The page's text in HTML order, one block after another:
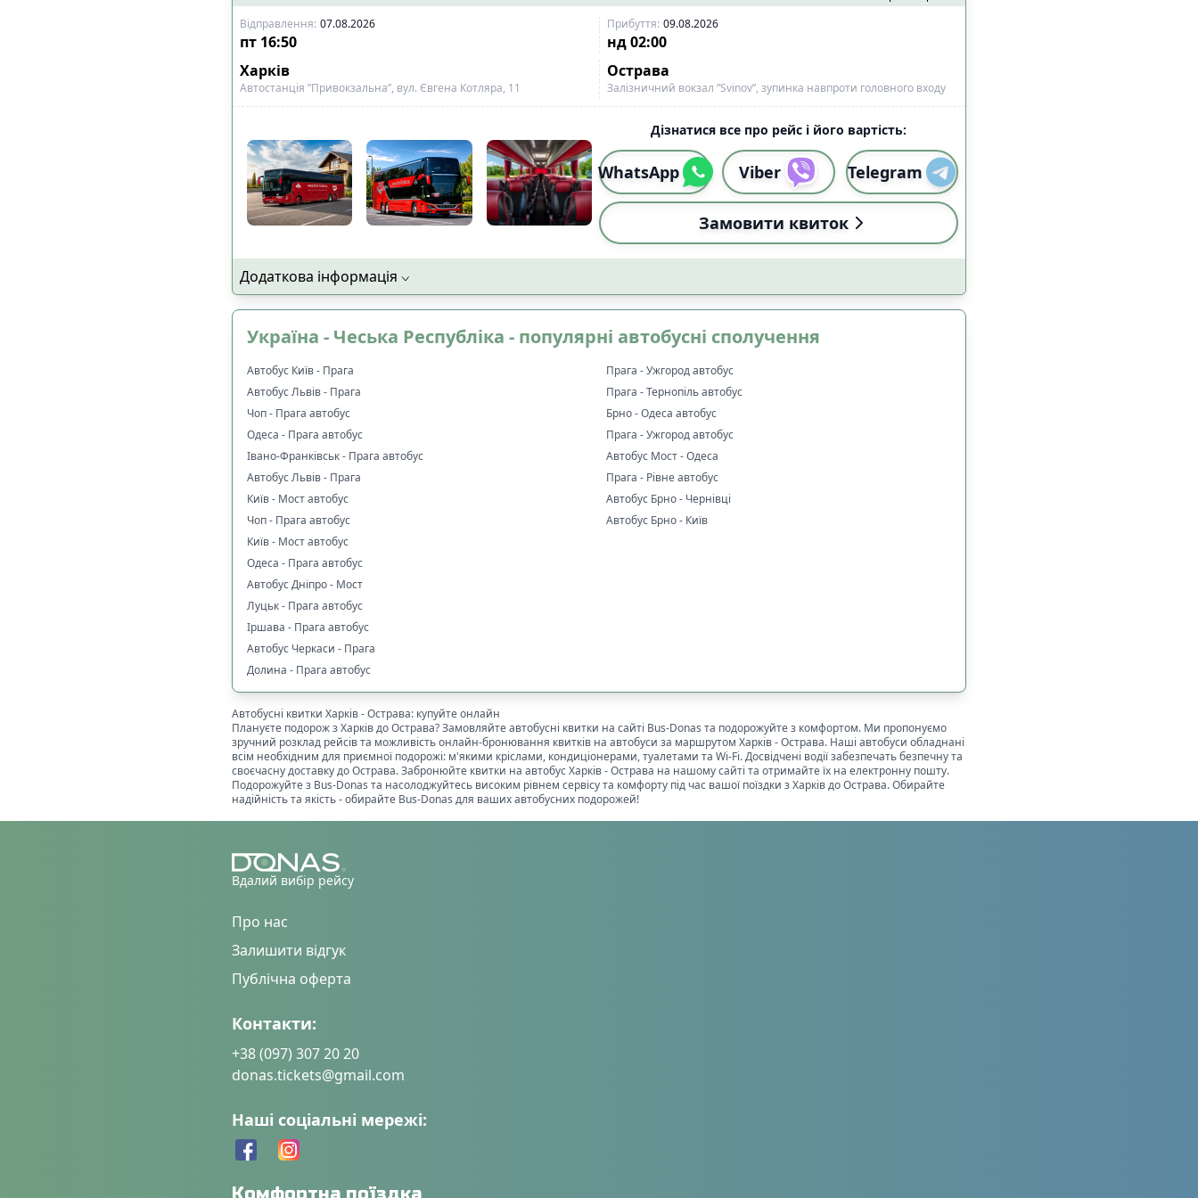
Відправлення: 07.08.2026 Прибуття: 09.08.2026
пт 16:50 нд 02:00
Харків
Острава
Автостанція ”Привокзальна”, вул. Євгена Котляра, 11 Залізничний вокзал ”Svinov”, зупинка навпроти головного входу
Дізнатися все про рейс і його вартість:
WhatsApp Viber Telegram
Замовити квиток
Додаткова інформація
Україна - Чеська Республіка - популярні автобусні сполучення
Автобус Київ - Прага
Автобус Львів - Прага
Чоп - Прага автобус
Одеса - Прага автобус
Івано-Франківськ - Прага автобус
Автобус Львів - Прага
Київ - Мост автобус
Чоп - Прага автобус
Київ - Мост автобус
Одеса - Прага автобус
Автобус Дніпро - Мост
Луцьк - Прага автобус
Іршава - Прага автобус
Автобус Черкаси - Прага
Долина - Прага автобус
Прага - Ужгород автобус
Прага - Тернопіль автобус
Брно - Одеса автобус
Прага - Ужгород автобус
Автобус Мост - Одеса
Прага - Рівне автобус
Автобус Брно - Чернівці
Автобус Брно - Київ
Автобусні квитки Харків-Острава: купуйте онлайн
Плануєте подорож зХарківдоОстрава? Замовляйте автобусні квитки на сайті Bus-Donas та подорожуйте з комфортом. Ми пропонуємо
зручний розклад рейсів та можливість онлайн-бронювання квитків на автобуси за маршрутом Харків-Острава. Наші автобуси обладнані
всім необхідним для приємної подорожі: м'якими кріслами, кондиціонерами, туалетами та Wi-Fi. Досвідчені водії забезпечать безпечну та
своєчасну доставку доОстрава. Забронюйте квитки на автобусХарків-Острава на нашому сайті та отримайте їх на електронну пошту.
Подорожуйте з Bus-Donas та насолоджуйтесь високим рівнем сервісу та комфорту під час вашої поїздки зХарківдоОстрава. Обирайте
надійність та якість - обирайте Bus-Donas для ваших автобусних подорожей!
Вдалий вибір рейсу
Про нас
Залишити відгук
Публічна оферта
Контакти:
+38 (097) 307 20 20
donas.tickets@gmail.com
Наші соціальні мережі: